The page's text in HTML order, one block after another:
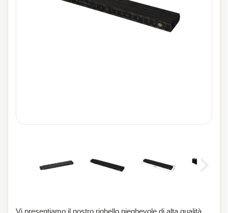
Vi presentiamo il nostro righello pieghevole di alta qualità,